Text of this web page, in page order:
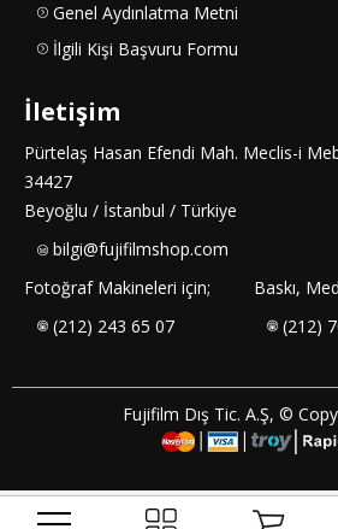
Genel Aydınlatma Metni
İlgili Kişi Başvuru Formu
İletişim
Pürtelaş Hasan Efendi Mah. Meclis-i
34427
Beyoğlu / İstanbul / Türkiye
bilgi@fujifilmshop.com
Fotoğraf Makineleri için;
(212) 243 65 07
Baskı,
(212)
Fujifilm Dış Tic. A.Ş, ©